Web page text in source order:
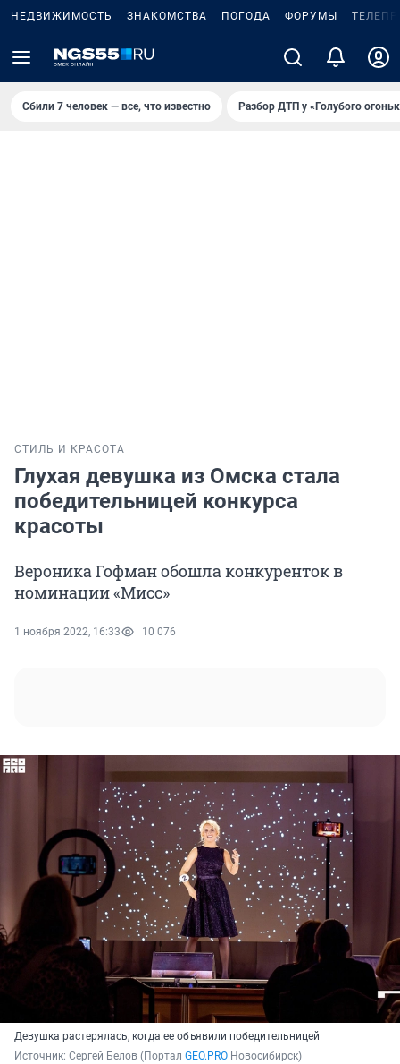
НЕДВИЖИМОСТЬ ЗНАКОМСТВА ПОГОДА ФОРУМЫ
Сбили 7 человек — все, что известно Разбор ДТП у «Голубого
СТИЛЬ И КРАСОТА
Глухая девушка из Омска стала
победительницей конкурса
красоты
Вероника Гофман обошла конкуренток в
номинации «Мисс»
1 ноября 2022, 16:33 10 076
Девушка растерялась, когда ее объявили победительницей
Источник: Сергей Белов (Портал GEO.PRO Новосибирск)